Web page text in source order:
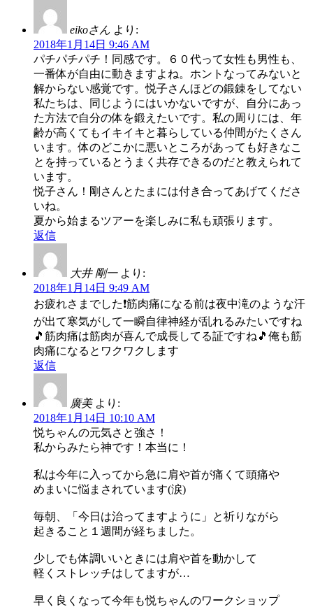
eikoさん より:
2018年1月14日 9:46 AM
パチパチパチ！同感です。６０代って女性も男性も、
一番体が自由に動きますよね。ホントなってみないと
解からない感覚です。悦子さんほどの鍛錬をしてない
私たちは、同じようにはいかないですが、自分にあっ
た方法で自分の体を鍛えたいです。私の周りには、年
齢が高くてもイキイキと暮らしている仲間がたくさん
います。体のどこかに悪いところがあっても好きなこ
とを持っているとうまく共存できるのだと教えられて
います。
悦子さん！剛さんとたまには付き合ってあげてくださ
いね。
夏から始まるツアーを楽しみに私も頑張ります。
返信
大井 剛一 より:
2018年1月14日 9:49 AM
お疲れさまでした❗筋肉痛になる前は夜中滝のような汗
が出て寒気がして一瞬自律神経が乱れるみたいですね
🎵筋肉痛は筋肉が喜んで成長してる証ですね🎵俺も筋
肉痛になるとワクワクします
返信
廣美 より:
2018年1月14日 10:10 AM
悦ちゃんの元気さと強さ！
私からみたら神です！本当に！
私は今年に入ってから急に肩や首が痛くて頭痛や
めまいに悩まされています(涙)
毎朝、「今日は治ってますように」と祈りながら
起きること１週間が経ちました。
少しでも体調いいときには肩や首を動かして
軽くストレッチはしてますが…
早く良くなって今年も悦ちゃんのワークショップ